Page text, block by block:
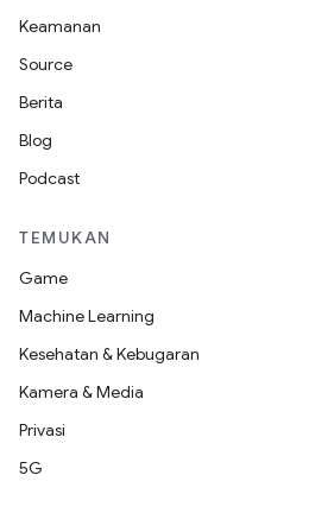
Keamanan
Source
Berita
Blog
Podcast
TEMUKAN
Game
Machine Learning
Kesehatan & Kebugaran
Kamera & Media
Privasi
5G